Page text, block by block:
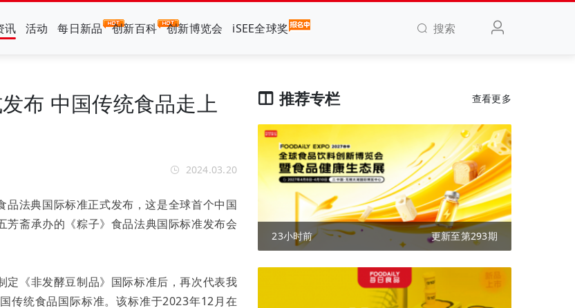
讯 活动 每日新品 创新百科 创新博览会 iSEE全球奖 搜索
布 中国传统食品走上
2024.03.20
品法典国际标准正式发布，这是全球首个中国
斋承办的《粽子》食品法典国际标准发布会
《非发酵豆制品》国际标准后，再次代表我
传统食品国际标准。该标准于2023年12月在
推荐专栏 查看更多
23小时前 更新至第293期